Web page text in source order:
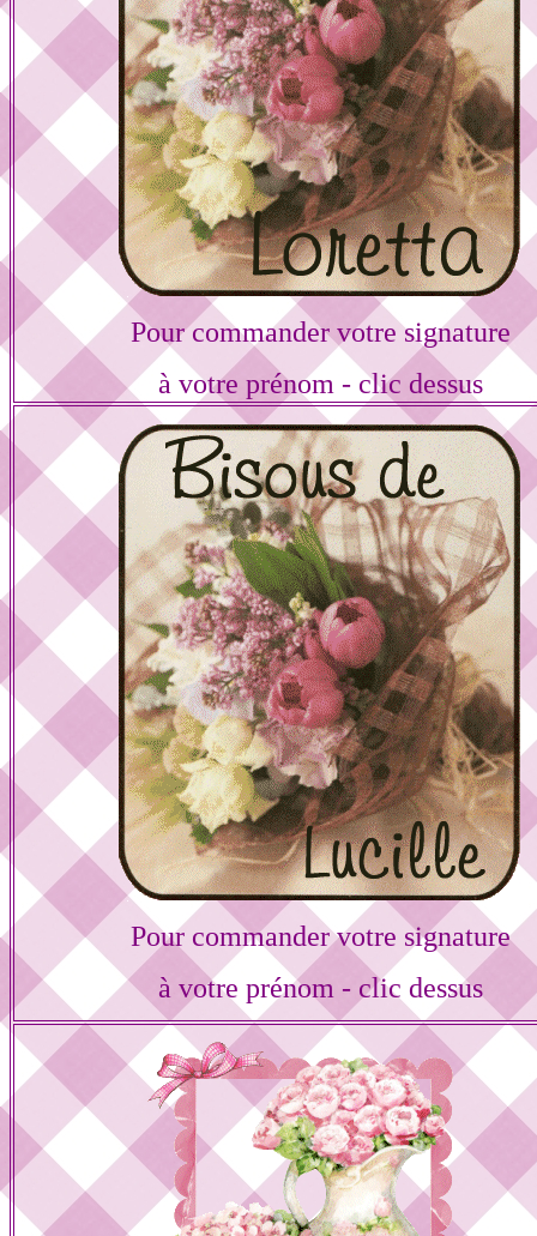
Pour commander votre signature
à votre prénom - clic dessus
Pour commander votre signature
à votre prénom - clic dessus